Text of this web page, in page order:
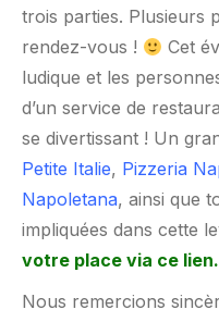
trois parties. Plusieurs
rendez-vous !
Cet
ludique et les
d’un service de
se divertissant ! Un
Petite Italie, Pizzeria
Napoletana, ainsi que
impliquées dans cette
votre place via ce lien.
Nous remercions